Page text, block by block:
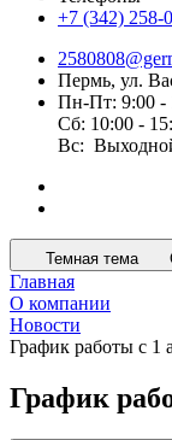
+7 (342) 258-
Пермь, ул.
Пн-Пт: 9:00 -
Сб: 10:00 -
Вс:
Темная тема
Главная
О компании
Новости
График работы с 1
График